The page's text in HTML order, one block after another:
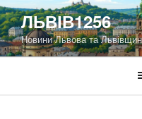
Перейти
до
вмісту
ЛЬВІВ1256
Новини Львова та